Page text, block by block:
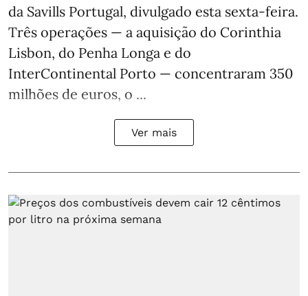
da Savills Portugal, divulgado esta sexta-feira.
Três operações — a aquisição do Corinthia
Lisbon, do Penha Longa e do
InterContinental Porto — concentraram 350
milhões de euros, o ...
Ver mais